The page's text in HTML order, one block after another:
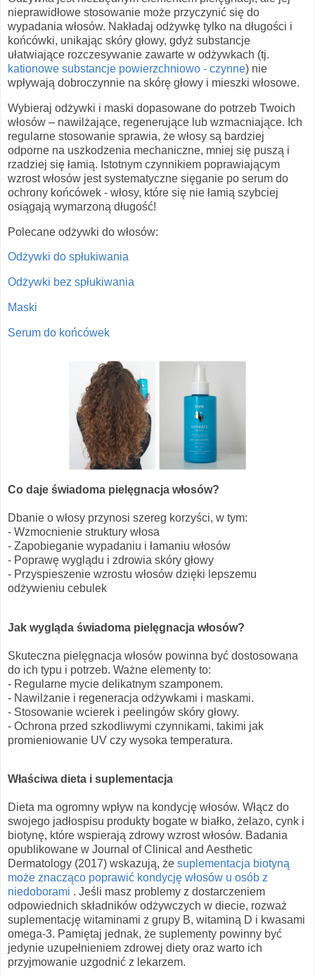
nieprawidłowe stosowanie może przyczynić się do
wypadania włosów. Nakładaj odżywkę tylko na długości i
końcówki, unikając skóry głowy, gdyż substancje
ułatwiające rozczesywanie zawarte w odżywkach (tj.
kationowe substancje powierzchniowo - czynne) nie
wpływają dobroczynnie na skórę głowy i mieszki włosowe.
Wybieraj odżywki i maski dopasowane do potrzeb Twoich
włosów – nawilżające, regenerujące lub wzmacniające. Ich
regularne stosowanie sprawia, że włosy są bardziej
odporne na uszkodzenia mechaniczne, mniej się puszą i
rzadziej się łamią. Istotnym czynnikiem poprawiającym
wzrost włosów jest systematyczne sięganie po serum do
ochrony końcówek - włosy, które się nie łamią szybciej
osiągają wymarzoną długość!
Polecane odżywki do włosów:
Odżywki do spłukiwania
Odżywki bez spłukiwania
Maski
Serum do końcówek
Co daje świadoma pielęgnacja włosów?
Dbanie o włosy przynosi szereg korzyści, w tym:
- Wzmocnienie struktury włosa
- Zapobieganie wypadaniu i łamaniu włosów
- Poprawę wyglądu i zdrowia skóry głowy
- Przyspieszenie wzrostu włosów dzięki lepszemu
odżywieniu cebulek
Jak wygląda świadoma pielęgnacja włosów?
Skuteczna pielęgnacja włosów powinna być dostosowana
do ich typu i potrzeb. Ważne elementy to:
- Regularne mycie delikatnym szamponem.
- Nawilżanie i regeneracja odżywkami i maskami.
- Stosowanie wcierek i peelingów skóry głowy.
- Ochrona przed szkodliwymi czynnikami, takimi jak
promieniowanie UV czy wysoka temperatura.
Właściwa dieta i suplementacja
Dieta ma ogromny wpływ na kondycję włosów. Włącz do
swojego jadłospisu produkty bogate w białko, żelazo, cynk i
biotynę, które wspierają zdrowy wzrost włosów. Badania
opublikowane w Journal of Clinical and Aesthetic
Dermatology (2017) wskazują, że suplementacja biotyną
może znacząco poprawić kondycję włosów u osób z
niedoborami . Jeśli masz problemy z dostarczeniem
odpowiednich składników odżywczych w diecie, rozważ
suplementację witaminami z grupy B, witaminą D i kwasami
omega-3. Pamiętaj jednak, że suplementy powinny być
jedynie uzupełnieniem zdrowej diety oraz warto ich
przyjmowanie uzgodnić z lekarzem.